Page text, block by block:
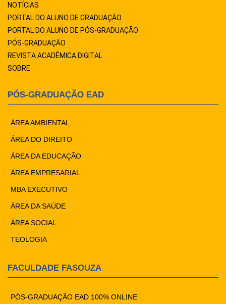
NOTÍCIAS
PORTAL DO ALUNO DE GRADUAÇÃO
PORTAL DO ALUNO DE PÓS-GRADUAÇÃO
PÓS-GRADUAÇÃO
REVISTA ACADÊMICA DIGITAL
SOBRE
PÓS-GRADUAÇÃO EAD
ÁREA AMBIENTAL
ÁREA DO DIREITO
ÁREA DA EDUCAÇÃO
ÁREA EMPRESARIAL
MBA EXECUTIVO
ÁREA DA SAÚDE
ÁREA SOCIAL
TEOLOGIA
FACULDADE FASOUZA
PÓS-GRADUAÇÃO EAD 100% ONLINE